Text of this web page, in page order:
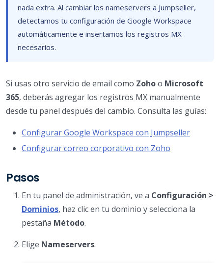
nada extra. Al cambiar los nameservers a Jumpseller,
detectamos tu configuración de Google Workspace
automáticamente e insertamos los registros MX
necesarios.
Si usas otro servicio de email como Zohoo Microsoft
365, deberás agregar los registros MX manualmente
desde tu panel después del cambio. Consulta las guías:
Configurar Google Workspace con Jumpseller
Configurar correo corporativo con Zoho
Pasos
En tu panel de administración, ve a Configuración >
Dominios, haz clic en tu dominio y selecciona la
pestaña Método.
Elige Nameservers.